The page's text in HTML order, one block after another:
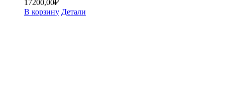
17200,00₽
В корзину Детали